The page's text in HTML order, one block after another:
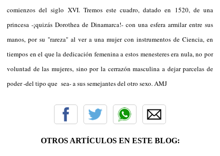
comienzos del siglo XVI. Tremos este cuadro, datado en 1520, de una
princesa -¡quizás Dorothea de Dinamarca!- con una esfera armilar entre sus
manos, por su "rareza" al ver a una mujer con instrumentos de Ciencia, en
tiempos en el que la dedicación femenina a estos menesteres era nula, no por
voluntad de las mujeres, sino por la cerrazón masculina a dejar parcelas de
poder -del tipo que sea- a sus semejantes del otro sexo. AMJ
OTROS ARTÍCULOS EN ESTE BLOG: